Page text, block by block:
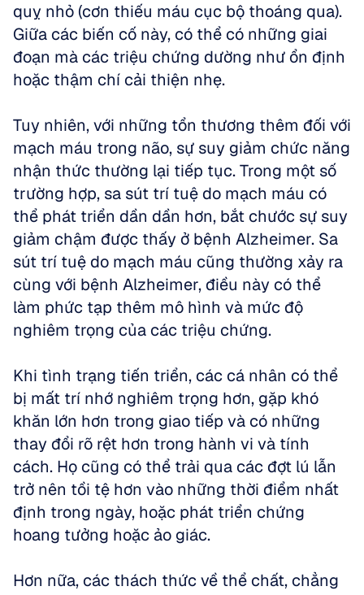
quỵ nhỏ (cơn thiếu máu cục bộ thoáng qua).
Giữa các biến cố này, có thể có những giai
đoạn mà các triệu chứng dường như ổn định
hoặc thậm chí cải thiện nhẹ.
Tuy nhiên, với những tổn thương thêm đối với
mạch máu trong não, sự suy giảm chức năng
nhận thức thường lại tiếp tục. Trong một số
trường hợp, sa sút trí tuệ do mạch máu có
thể phát triển dần dần hơn, bắt chước sự suy
giảm chậm được thấy ở bệnh Alzheimer. Sa
sút trí tuệ do mạch máu cũng thường xảy ra
cùng với bệnh Alzheimer, điều này có thể
làm phức tạp thêm mô hình và mức độ
nghiêm trọng của các triệu chứng.
Khi tình trạng tiến triển, các cá nhân có thể
bị mất trí nhớ nghiêm trọng hơn, gặp khó
khăn lớn hơn trong giao tiếp và có những
thay đổi rõ rệt hơn trong hành vi và tính
cách. Họ cũng có thể trải qua các đợt lú lẫn
trở nên tồi tệ hơn vào những thời điểm nhất
định trong ngày, hoặc phát triển chứng
hoang tưởng hoặc ảo giác.
Hơn nữa, các thách thức về thể chất, chẳng